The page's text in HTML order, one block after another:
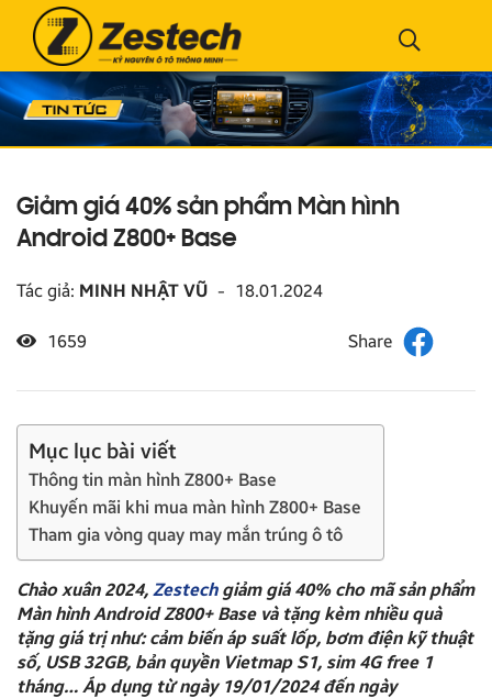
Giảm giá 40% sản phẩm Màn hình
Android Z800+ Base
Tác giả: MINH NHẬT VŨ - 18.01.2024
1659
Mục lục bài viết
Thông tin màn hình Z800+ Base
Khuyến mãi khi mua màn hình Z800+ Base
Tham gia vòng quay may mắn trúng ô tô
Chào xuân 2024, Zestechgiảm giá 40% cho mã sản phẩm
Màn hình Android Z800+ Base và tặng kèm nhiều quà
tặng giá trị như: cảm biến áp suất lốp, bơm điện kỹ thuật
số, USB 32GB, bản quyền Vietmap S1, sim 4G free 1
tháng… Áp dụng từ ngày 19/01/2024 đến ngày